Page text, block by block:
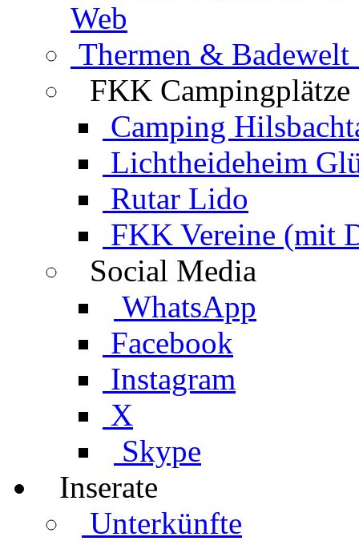
Web
Thermen & Badewelt
FKK Campingplätze
Camping
Lichtheideheim
Rutar Lido
FKK Vereine (mit
Social Media
WhatsApp
Facebook
Instagram
X
Skype
Inserate
Unterkünfte